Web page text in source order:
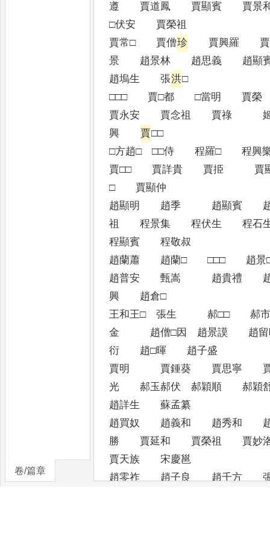
卷/篇章
遵 賈道鳳 賈顯賓 賈
□伏安 賈榮祖
賈常□ 賈僧珍
賈興羅 賈
景 趙景林 趙思義 趙
趙塢生 張洪□
□□□ 賈□都 □當明 賈
賈永安 賈念祖 賈祿 姬
興
賈□□
□方趙□ □□侍 程羅□ 程
賈□□ 賈詳貴 賈挋 賈
□ 賈顯仲
趙顯明 趙季 趙顯賓 趙
祖 程景集 程伏生 程
程顯賓 程敬叔
趙蘭蕭 趙蘭□ □□□ 趙
趙普安 甄嵩 趙貴禮 趙
興 趙倉□
王和王□ 張生 郝□□ 郝
金 趙僧□因 趙景謨 趙
衍 趙□暉 趙子盛
賈明 賈鍾葵 賈思寧 賈
光 郝玉郝伏 郝穎順 郝
趙詳生 蘇孟纂
趙買奴 趙義和 趙秀和
勝 賈延和 賈榮祖 賈
賈天族 宋慶邕
趙零祚 趙子良 趙千方